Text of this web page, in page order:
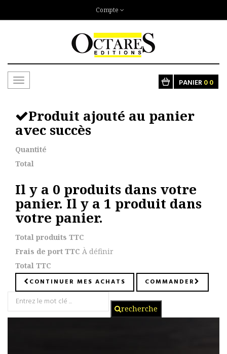
Compte
Toggle
PANIER00
Produit ajouté au panier
avec succès
Quantité
Total
Il y a 0 produits dans votre
panier.Il y a 1 produit dans
votre panier.
Total produits TTC
Frais de port TTC À définir
Total TTC
CONTINUER MES ACHATS COMMANDER
recherche